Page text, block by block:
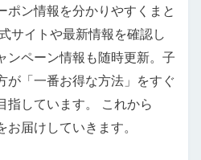
ポン情報を分かりやすくまと
サイトや最新情報を確認し
ンペーン情報も随時更新。子
が「一番お得な方法」をすぐ
指しています。 これから
お届けしていきます。